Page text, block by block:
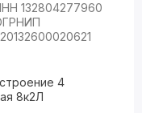
132804277960
4
8к2Л